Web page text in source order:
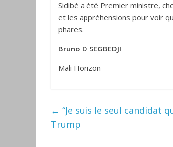
Sidibé a été Premier ministre,
et les appréhensions pour voir
phares.
Bruno D SEGBEDJI
Mali Horizon
← “Je suis le seul candidat
Trump